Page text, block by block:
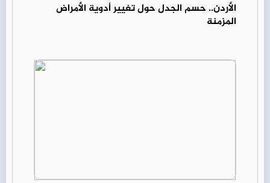
الأردن.. حسم الجدل حول تغيير أدوية الأمراض
المزمنة